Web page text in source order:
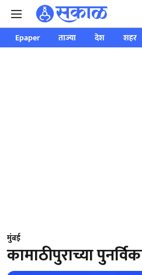
Epaper ताज्या देश शहर
मुंबई
कामाठीपुराच्या